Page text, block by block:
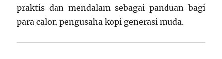
praktis dan mendalam sebagai panduan bagi
para calon pengusaha kopi generasi muda.